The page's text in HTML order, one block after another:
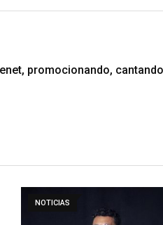
promocionando,
NOTICIAS